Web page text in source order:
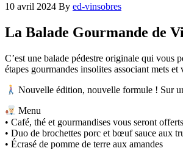
10 avril 2024 By ed-vinsobres
La Balade Gourmande de
C’est une balade pédestre originale qui vous
étapes gourmandes insolites associant mets
Nouvelle édition, nouvelle formule ! Sur
Menu
• Café, thé et gourmandises vous seront
• Duo de brochettes porc et bœuf sauce aux
• Écrasé de pomme de terre aux amandes